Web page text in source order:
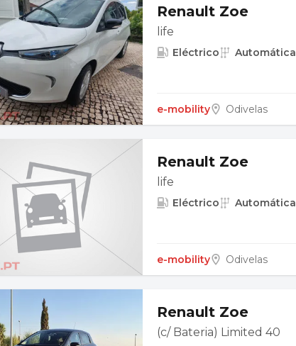
Renault Zoe
life
Eléctrico Automática
e-mobility Odivelas
Renault Zoe
life
Eléctrico Automática
e-mobility Odivelas
Renault Zoe
(c/ Bateria) Limited 40